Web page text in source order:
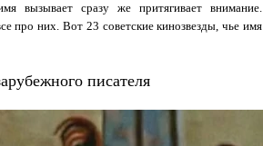
вызывает сразу же притягивает внимание.
про них. Вот 23 советские кинозвезды, чье имя
писателя